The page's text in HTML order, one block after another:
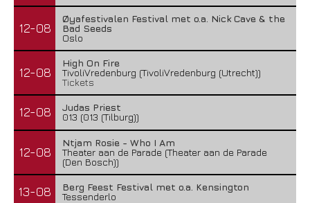
12-08
Øyafestivalen Festival met o.a. Nick Cave & the
Bad Seeds
Oslo
12-08
High On Fire
TivoliVredenburg (TivoliVredenburg (Utrecht))
Tickets
12-08
Judas Priest
013 (013 (Tilburg))
12-08
Ntjam Rosie - Who I Am
Theater aan de Parade (Theater aan de Parade
(Den Bosch))
13-08
Berg Feest Festival met o.a. Kensington
Tessenderlo